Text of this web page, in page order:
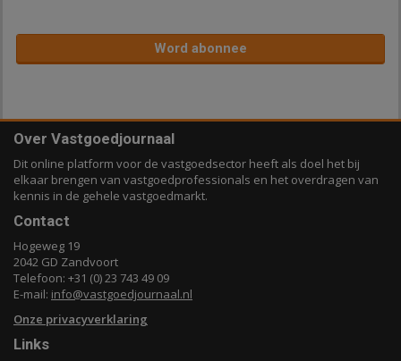
Word abonnee
Over Vastgoedjournaal
Dit online platform voor de vastgoedsector heeft als doel het bij
elkaar brengen van vastgoedprofessionals en het overdragen van
kennis in de gehele vastgoedmarkt.
Contact
Hogeweg 19
2042 GD Zandvoort
Telefoon: +31 (0) 23 743 49 09
E-mail: info@vastgoedjournaal.nl
Onze privacyverklaring
Links